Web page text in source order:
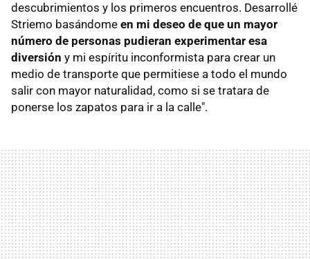
descubrimientos y los primeros encuentros. Desarrollé
Striemo basándome en mi deseo de que un mayor
número de personas pudieran experimentar esa
diversión y mi espíritu inconformista para crear un
medio de transporte que permitiese a todo el mundo
salir con mayor naturalidad, como si se tratara de
ponerse los zapatos para ir a la calle".